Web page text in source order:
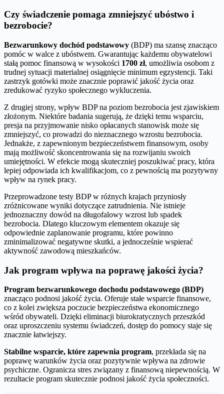
Czy świadczenie pomaga zmniejszyć ubóstwo i
bezrobocie?
Bezwarunkowy dochód podstawowy (BDP) ma szansę znacząco
pomóc w walce z ubóstwem. Gwarantując każdemu obywatelowi
stałą pomoc finansową w wysokości 1700 zł, umożliwia osobom z
trudnej sytuacji materialnej osiągnięcie minimum egzystencji. Taki
zastrzyk gotówki może znacznie poprawić jakość życia oraz
zredukować ryzyko społecznego wykluczenia.
Z drugiej strony, wpływ BDP na poziom bezrobocia jest zjawiskiem
złożonym. Niektóre badania sugerują, że dzięki temu wsparciu,
presja na przyjmowanie nisko opłacanych stanowisk może się
zmniejszyć, co prowadzi do nieznacznego wzrostu bezrobocia.
Jednakże, z zapewnionym bezpieczeństwem finansowym, osoby
mają możliwość skoncentrowania się na rozwijaniu swoich
umiejętności. W efekcie mogą skuteczniej poszukiwać pracy, która
lepiej odpowiada ich kwalifikacjom, co z pewnością ma pozytywny
wpływ na rynek pracy.
Przeprowadzone testy BDP w różnych krajach przyniosły
zróżnicowane wyniki dotyczące zatrudnienia. Nie istnieje
jednoznaczny dowód na długofalowy wzrost lub spadek
bezrobocia. Dlatego kluczowym elementem okazuje się
odpowiednie zaplanowanie programu, które powinno
zminimalizować negatywne skutki, a jednocześnie wspierać
aktywność zawodową mieszkańców.
Jak program wpływa na poprawę jakości życia?
Program bezwarunkowego dochodu podstawowego (BDP)
znacząco podnosi jakość życia. Oferuje stałe wsparcie finansowe,
co z kolei zwiększa poczucie bezpieczeństwa ekonomicznego
wśród obywateli. Dzięki eliminacji biurokratycznych przeszkód
oraz uproszczeniu systemu świadczeń, dostęp do pomocy staje się
znacznie łatwiejszy.
Stabilne wsparcie, które zapewnia program, przekłada się na
poprawę warunków życia oraz pozytywnie wpływa na zdrowie
psychiczne. Ogranicza stres związany z finansową niepewnością. W
rezultacie program skutecznie podnosi jakość życia społeczności.